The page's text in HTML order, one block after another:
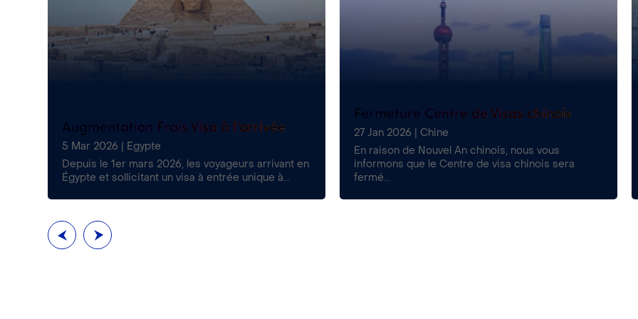
Augmentation Frais Visa à l’arrivée
5 Mar 2026
Egypte
Depuis le 1er mars 2026, les voyageurs arrivant en
Égypte et sollicitant un visa à entrée unique à...
Fermeture Centre de Visas chinois
27 Jan 2026
Chine
En raison de Nouvel An chinois, nous vous
informons que le Centre de visa chinois sera
fermé...